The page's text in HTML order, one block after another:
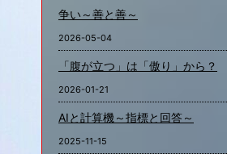
争い～善と善～
2026-05-04
「腹が立つ」は「傲り」から？
2026-01-21
AIと計算機～指標と回答～
2025-11-15